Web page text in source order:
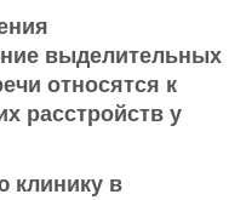
выделительных
относятся к
расстройств у
клинику в